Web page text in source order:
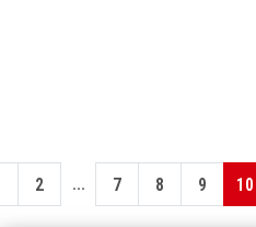
2 ... 7 8 9 10